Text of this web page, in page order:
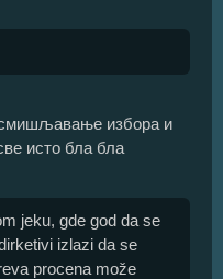
избора и
исто бла бла
jeku, gde god da se
izlazi da se
procena može